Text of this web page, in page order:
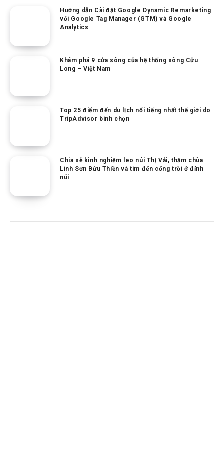
Hướng dẫn Cài đặt Google Dynamic Remarketing
với Google Tag Manager (GTM) và Google
Analytics
Khám phá 9 cửa sông của hệ thống sông Cửu
Long – Việt Nam
Top 25 điểm đến du lịch nổi tiếng nhất thế giới do
TripAdvisor bình chọn
Chia sẻ kinh nghiệm leo núi Thị Vải, thăm chùa
Linh Sơn Bửu Thiền và tìm đến cổng trời ở đỉnh
núi